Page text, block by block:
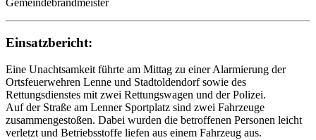
Einsatzbericht:
Eine Unachtsamkeit führte am Mittag zu einer Alarmierung der
Ortsfeuerwehren Lenne und Stadtoldendorf sowie des
Rettungsdienstes mit zwei Rettungswagen und der Polizei.
Auf der Straße am Lenner Sportplatz sind zwei Fahrzeuge
zusammengestoßen. Dabei wurden die betroffenen Personen leicht
verletzt und Betriebsstoffe liefen aus einem Fahrzeug aus.